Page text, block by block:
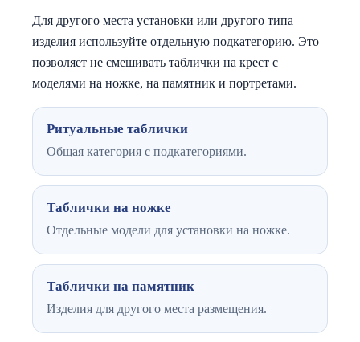
Для другого места установки или другого типа
изделия используйте отдельную подкатегорию. Это
позволяет не смешивать таблички на крест с
моделями на ножке, на памятник и портретами.
Ритуальные таблички
Общая категория с подкатегориями.
Таблички на ножке
Отдельные модели для установки на ножке.
Таблички на памятник
Изделия для другого места размещения.